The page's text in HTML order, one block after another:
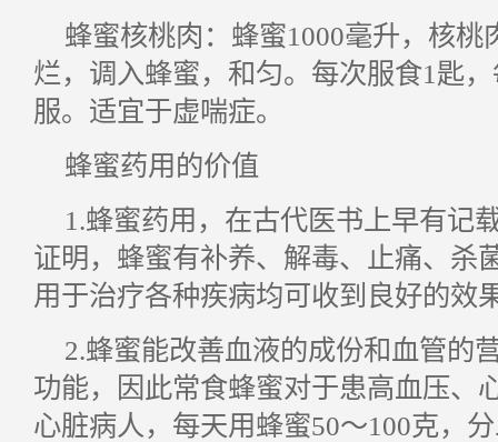
蜂蜜核桃肉：蜂蜜1000毫升，核桃
烂，调入蜂蜜，和匀。每次服食1匙
服。适宜于虚喘症。
蜂蜜药用的价值
1.蜂蜜药用，在古代医书上早有记
证明，蜂蜜有补养、解毒、止痛、杀
用于治疗各种疾病均可收到良好的效
2.蜂蜜能改善血液的成份和血管的
功能，因此常食蜂蜜对于患高血压、
心脏病人，每天用蜂蜜50～100克，